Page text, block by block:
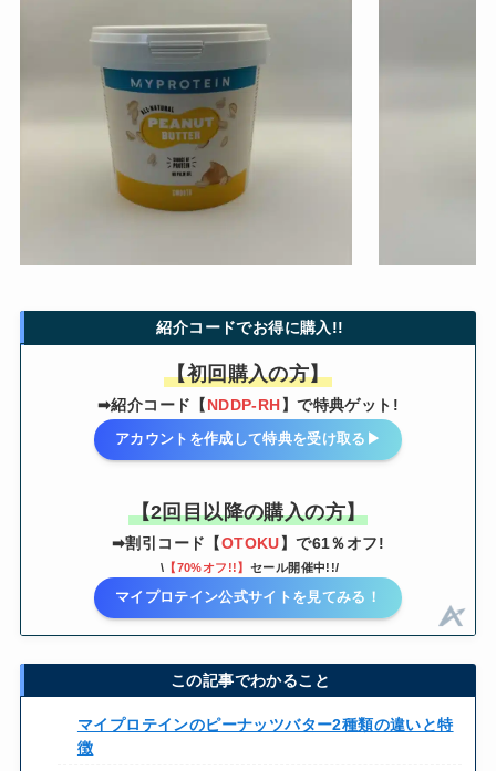
紹介コードでお得に購入!!
【初回購入の方】
➡紹介コード【 NDDP-RH】で特典ゲット!
アカウントを作成して特典を受け取る▶︎
【2回目以降の購入の方】
➡割引コード【OTOKU】で61％オフ!
\ 【70%オフ!!】 セール開催中!!/
マイプロテイン公式サイトを見てみる！
この記事でわかること
マイプロテインのピーナッツバター2種類の違いと特
徴